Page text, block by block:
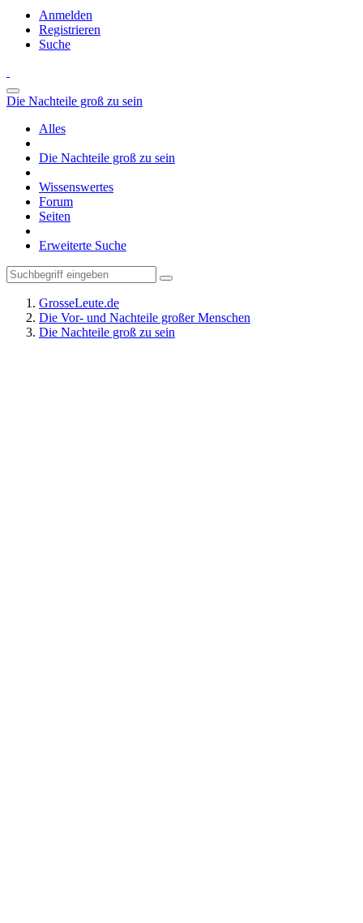
Anmelden
Registrieren
Suche
Die Nachteile groß zu sein
Alles
Die Nachteile groß zu sein
Wissenswertes
Forum
Seiten
Erweiterte Suche
GrosseLeute.de
Die Vor- und Nachteile großer Menschen
Die Nachteile groß zu sein